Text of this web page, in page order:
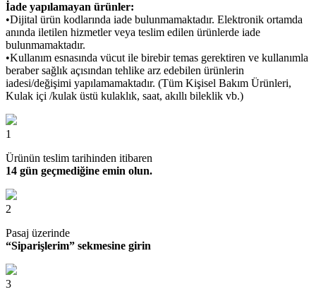
İade yapılamayan ürünler:
•Dijital ürün kodlarında iade bulunmamaktadır. Elektronik ortamda
anında iletilen hizmetler veya teslim edilen ürünlerde iade
bulunmamaktadır.
•Kullanım esnasında vücut ile birebir temas gerektiren ve kullanımla
beraber sağlık açısından tehlike arz edebilen ürünlerin
iadesi/değişimi yapılamamaktadır. (Tüm Kişisel Bakım Ürünleri,
Kulak içi /kulak üstü kulaklık, saat, akıllı bileklik vb.)
1
Ürünün teslim tarihinden itibaren
14 gün geçmediğine emin olun.
2
Pasaj üzerinde
“Siparişlerim” sekmesine girin
3